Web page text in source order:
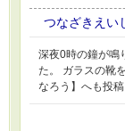
つなざきえい
深夜0時の鐘が鳴
た。 ガラスの靴
なろう】へも投稿